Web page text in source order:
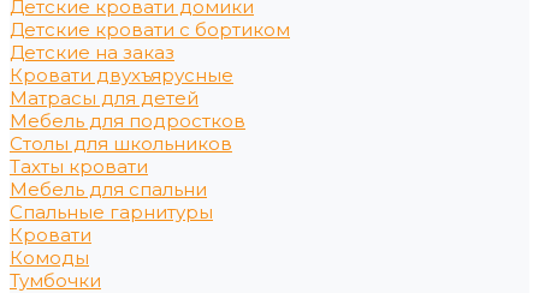
Детские кровати домики
Детские кровати с бортиком
Детские на заказ
Кровати двухъярусные
Матрасы для детей
Мебель для подростков
Столы для школьников
Тахты кровати
Мебель для спальни
Спальные гарнитуры
Кровати
Комоды
Тумбочки